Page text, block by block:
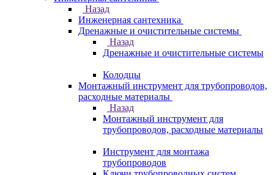
Назад
Инженерная сантехника
Дренажные и очистительные системы
Назад
Дренажные и очистительные системы
Колодцы
Монтажный инструмент для трубопроводов,
расходные материалы
Назад
Монтажный инструмент для
трубопроводов, расходные материалы
Инструмент для монтажа
трубопроводов